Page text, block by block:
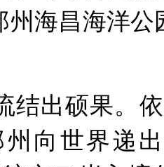
州海昌海洋
结出硕果。
向世界递